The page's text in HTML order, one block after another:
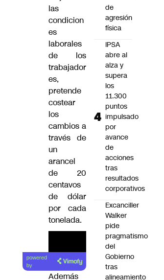
las
condicion
es
laborales
de los
trabajador
es,
pretende
costear
los
cambios a
través de
un
arancel
de 20
centavos
de dólar
por cada
tonelada.
powered
by
Además
de
agresión
física
IPSA
abre al
alza y
supera
los
11.300
puntos
impulsado
por
avance
de
acciones
tras
resultados
corporativos
Excanciller
Walker
pide
pragmatismo
del
Gobierno
tras
alineamiento